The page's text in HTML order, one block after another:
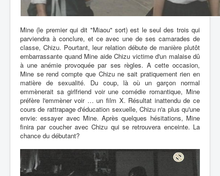
Mine (le premier qui dit "Miaou" sort) est le seul des trois qui
parviendra à conclure, et ce avec une de ses camarades de
classe, Chizu. Pourtant, leur relation débute de manière plutôt
embarrassante quand Mine aide Chizu victime d'un malaise dû
à une anémie provoquée par ses règles. A cette occasion,
Mine se rend compte que Chizu ne sait pratiquement rien en
matière de sexualité. Du coup, là où un garçon normal
emmènerait sa girlfriend voir une comédie romantique, Mine
préfère l'emmèner voir … un film X. Résultat inattendu de ce
cours de rattrapage d'éducation sexuelle, Chizu n'a plus qu'une
envie: essayer avec Mine. Après quelques hésitations, Mine
finira par coucher avec Chizu qui se retrouvera enceinte. La
chance du débutant?